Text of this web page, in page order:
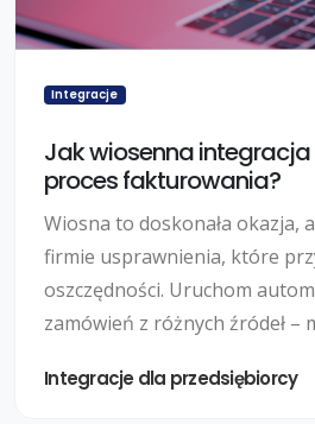
Integracje
Jak wiosenna
proces fakturowania?
Wiosna to doskonała okazja,
firmie usprawnienia, które
oszczędności. Uruchom
zamówień z różnych źródeł –
np. Apaczka/ Furgonetka i
Integracje dla przedsiębiorcy